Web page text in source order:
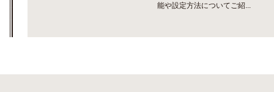
能や設定方法についてご紹...